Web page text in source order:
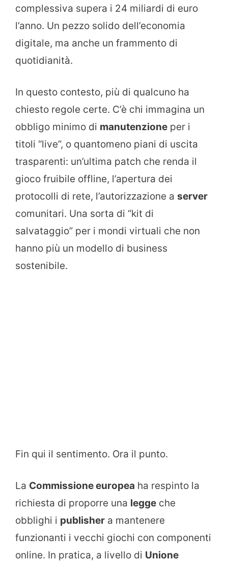
complessiva supera i 24 miliardi di euro
l’anno. Un pezzo solido dell’economia
digitale, ma anche un frammento di
quotidianità.
In questo contesto, più di qualcuno ha
chiesto regole certe. C’è chi immagina un
obbligo minimo di manutenzione per i
titoli “live”, o quantomeno piani di uscita
trasparenti: un’ultima patch che renda il
gioco fruibile offline, l’apertura dei
protocolli di rete, l’autorizzazione a server
comunitari. Una sorta di “kit di
salvataggio” per i mondi virtuali che non
hanno più un modello di business
sostenibile.
Fin qui il sentimento. Ora il punto.
La Commissione europea ha respinto la
richiesta di proporre una legge che
obblighi i publisher a mantenere
funzionanti i vecchi giochi con componenti
online. In pratica, a livello di Unione